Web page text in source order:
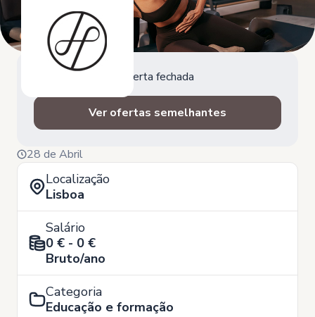
Oferta fechada
Ver ofertas semelhantes
28 de Abril
Localização
Lisboa
Salário
0 € - 0 €
Bruto/ano
Categoria
Educação e formação